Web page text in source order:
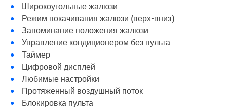
Широкоугольные жалюзи
Режим покачивания жалюзи (верх-вниз)
Запоминание положения жалюзи
Управление кондиционером без пульта
Таймер
Цифровой дисплей
Любимые настройки
Протяженный воздушный поток
Блокировка пульта